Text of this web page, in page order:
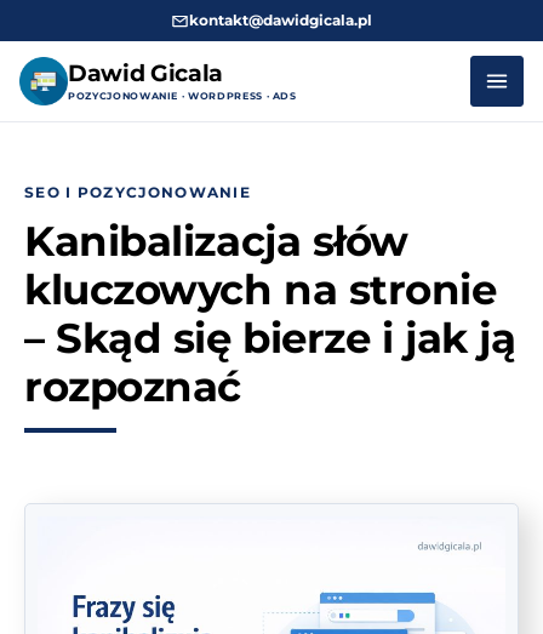
kontakt@dawidgicala.pl
Dawid Gicala
POZYCJONOWANIE · WORDPRESS · ADS
treściSEO I POZYCJONOWANIE
Kanibalizacja słów
kluczowych na stronie
– Skąd się bierze i jak ją
rozpoznać